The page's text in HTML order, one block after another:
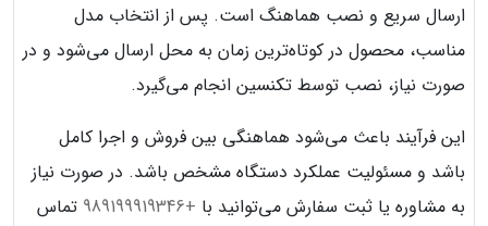
ارسال سریع و نصب هماهنگ است. پس از انتخاب مدل
مناسب، محصول در کوتاه‌ترین زمان به محل ارسال می‌شود و در
صورت نیاز، نصب توسط تکنسین انجام می‌گیرد.
این فرآیند باعث می‌شود هماهنگی بین فروش و اجرا کامل
باشد و مسئولیت عملکرد دستگاه مشخص باشد. در صورت نیاز
به مشاوره یا ثبت سفارش می‌توانید با +989199919346
تماس